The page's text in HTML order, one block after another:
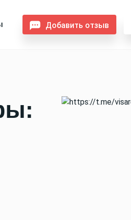
Добавить отзыв